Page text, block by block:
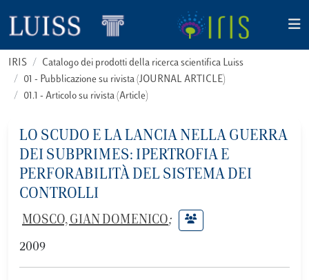
IRIS
Catalogo dei prodotti della ricerca scientifica Luiss
01 - Pubblicazione su rivista (JOURNAL ARTICLE)
01.1 - Articolo su rivista (Article)
LO SCUDO E LA LANCIA NELLA GUERRA
DEI SUBPRIMES: IPERTROFIA E
PERFORABILITÀ DEL SISTEMA DEI
CONTROLLI
MOSCO, GIAN DOMENICO;
2009